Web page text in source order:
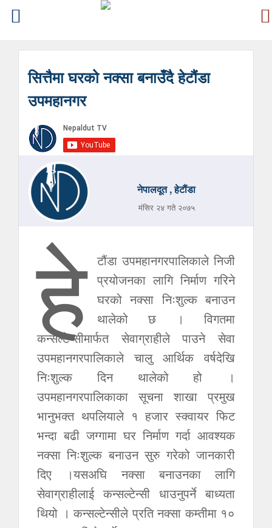
सित्तैमा घरको नक्सा बनाउँदै हेटौंडा
उपमहानगर
नेपालदूत , हेटौंडा
मंसिर २४ गते २०७५
हे टौंडा उपमहानगरपालिकाले निजी
प्रयोजनका लागि निर्माण गरिने
घरको नक्सा निःशुल्क बनाउन
थालेको छ । विगतमा
कन्सल्टेन्सीमार्फत सेवाग्राहीले पाउने सेवा
उपमहानगरपालिकाले चालु आर्थिक वर्षदेखि
निःशुल्क दिन थालेको हो ।
उपमहानगरपालिकाका सूचना शाखा प्रमुख
भानुभक्त थपलियाले १ हजार स्क्वायर फिट
भन्दा बढी जग्गामा घर निर्माण गर्दा आवश्यक
नक्सा निःशुल्क बनाउन सुरु गरेको जानकारी
दिए ।यसअघि नक्सा बनाउनका लागि
सेवाग्राहीलाई कन्सल्टेन्सी धाउनुपर्ने बाध्यता
थियो । कन्सल्टेन्सीले प्रति नक्सा कम्तीमा १०